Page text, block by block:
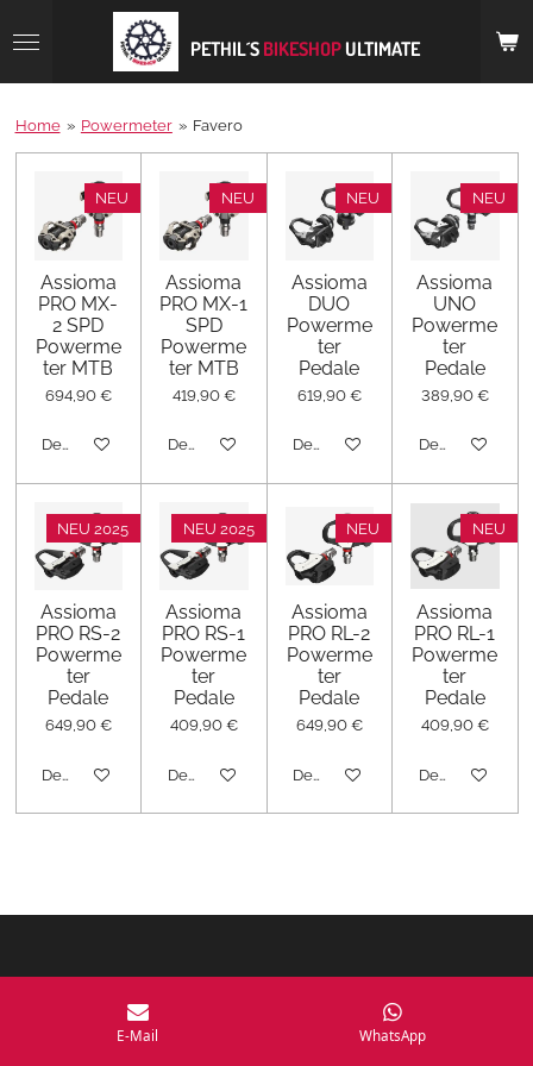
Hauptinhalt
PETHIL´S BIKESHOP ULTIMATE
Home » Powermeter » Favero
NEU
Assioma
PRO MX-
2 SPD
Powerme
ter MTB
694,90 €
Details anzeigen
NEU
Assioma
PRO MX-1
SPD
Powerme
ter MTB
419,90 €
Details anzeigen
NEU
Assioma
DUO
Powerme
ter
Pedale
619,90 €
Details anzeigen
NEU
Assioma
UNO
Powerme
ter
Pedale
389,90 €
Details
NEU 2025
Assioma
PRO RS-2
Powerme
ter
Pedale
649,90 €
Details anzeigen
NEU 2025
Assioma
PRO RS-1
Powerme
ter
Pedale
409,90 €
Details anzeigen
NEU
Assioma
PRO RL-2
Powerme
ter
Pedale
649,90 €
Details anzeigen
NEU
Assioma
PRO RL-1
Powerme
ter
Pedale
409,90 €
Details
E-Mail WhatsApp